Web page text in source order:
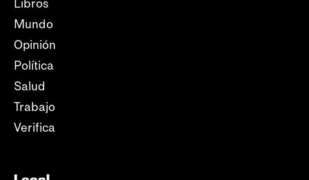
Libros
Mundo
Opinión
Política
Salud
Trabajo
Verifica